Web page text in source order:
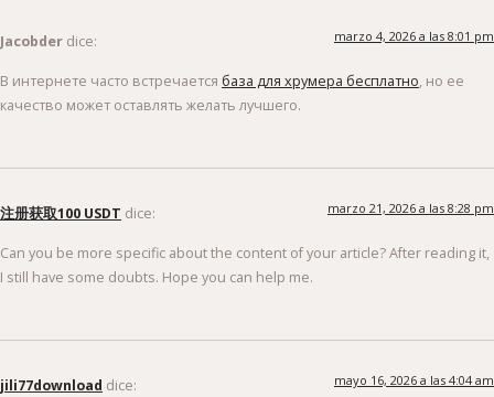
Jacobder dice: marzo 4, 2026 a las 8:01 pm
В интернете часто встречается база для хрумера бесплатно, но ее
качество может оставлять желать лучшего.
注册获取100 USDT dice: marzo 21, 2026 a las 8:28 pm
Can you be more specific about the content of your article? After reading it,
I still have some doubts. Hope you can help me.
jili77download dice: mayo 16, 2026 a las 4:04 am